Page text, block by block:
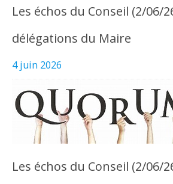
Les échos du Conseil (2/06/
délégations du Maire
4 juin 2026
Les échos du Conseil (2/06/